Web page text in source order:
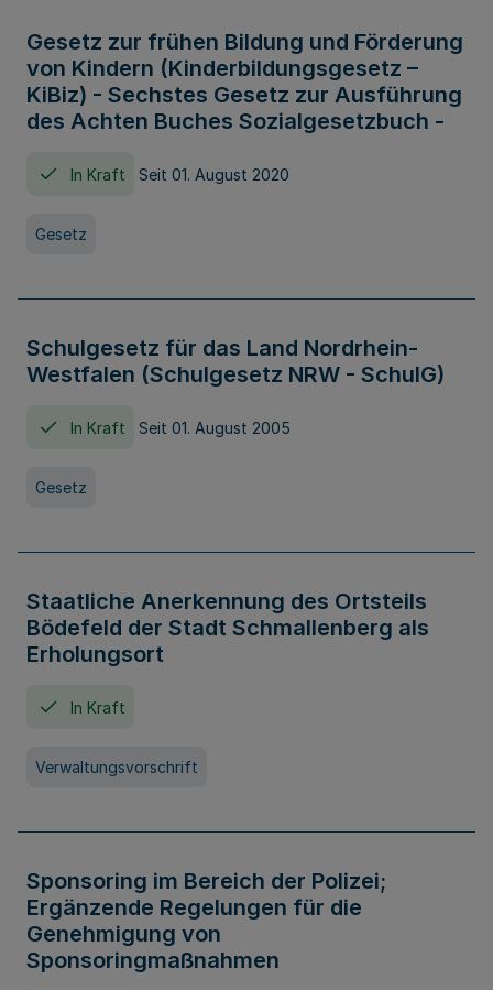
Gesetz zur frühen Bildung und Förderung
von Kindern (Kinderbildungsgesetz –
KiBiz) - Sechstes Gesetz zur Ausführung
des Achten Buches Sozialgesetzbuch -
In Kraft Seit 01. August 2020
Gesetz
Schulgesetz für das Land Nordrhein-
Westfalen (Schulgesetz NRW - SchulG)
In Kraft Seit 01. August 2005
Gesetz
Staatliche Anerkennung des Ortsteils
Bödefeld der Stadt Schmallenberg als
Erholungsort
In Kraft
Verwaltungsvorschrift
Sponsoring im Bereich der Polizei;
Ergänzende Regelungen für die
Genehmigung von
Sponsoringmaßnahmen